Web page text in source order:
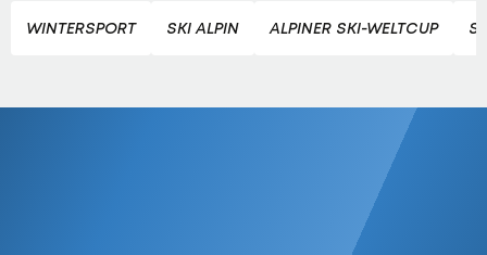
WINTERSPORT SKI ALPIN ALPINER SKI-WELTCUP